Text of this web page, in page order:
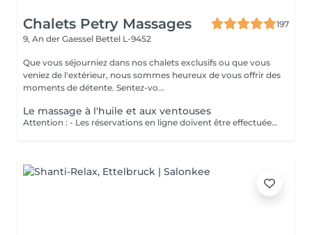
Chalets Petry Massages
197
9, An der Gaessel Bettel L-9452
Que vous séjourniez dans nos chalets exclusifs ou que vous
veniez de l'extérieur, nous sommes heureux de vous offrir des
moments de détente. Sentez-vo...
Le massage à l'huile et aux ventouses
Attention : - Les réservations en ligne doivent être effectuées au moins 24 heures à l'avance. - Si vous souhaitez réserver un massage à court terme (moins de 24 heures à l'avance), veuillez appeler le +49 173 390 20 62. - Si vous devez annuler le massage, nous vous demandons de le faire au moins 24 heures à l'avance, sinon nous devrons facturer 70 % du prix des massages. - Les employés et les horaires peuvent être adaptés si nécessaire, après consultation avec vous. Traite d'abord les tissus cutanés et musculaires. Ensuite, les ventouses dénouent les blocages énergétiques. Ce massage dynamise le sang, améliore la microcirculation et favorise l'élimination des toxines. Perfectionne la souplesse et la qualité de peau, tonifiant l'épiderme.